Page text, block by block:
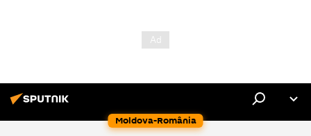
Moldova-România